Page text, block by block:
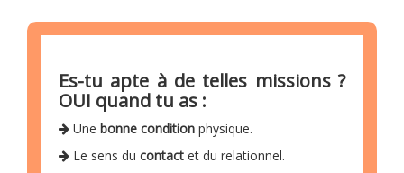
Es-tu apte à de telles missions ?
OUI quand tu as :
Une bonne condition physique.
Le sens du contact et du relationnel.